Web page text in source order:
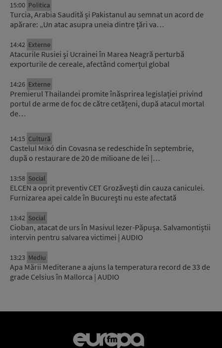
15:00 Politica
Turcia, Arabia Saudită și Pakistanul au semnat un acord de
apărare: „Un atac asupra uneia dintre țări va…
14:42 Externe
Atacurile Rusiei și Ucrainei în Marea Neagră perturbă
exporturile de cereale, afectând comerțul global
14:26 Externe
Premierul Thailandei promite înăsprirea legislației privind
portul de arme de foc de către cetățeni, după atacul mortal
de…
14:15 Cultură
Castelul Mikó din Covasna se redeschide în septembrie,
după o restaurare de 20 de milioane de lei |…
13:58 Social
ELCEN a oprit preventiv CET Grozăvești din cauza caniculei.
Furnizarea apei calde în Bucureşti nu este afectată
13:42 Social
Cioban, atacat de urs în Masivul Iezer-Păpușa. Salvamontiștii
intervin pentru salvarea victimei | AUDIO
13:23 Mediu
Apa Mării Mediterane a ajuns la temperatura record de 33 de
grade Celsius în Mallorca | AUDIO